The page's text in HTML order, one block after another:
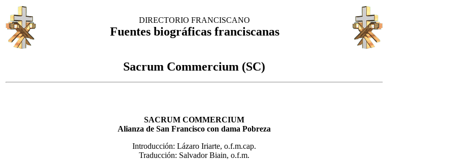
DIRECTORIO FRANCISCANO
Fuentes biográficas franciscanas
Sacrum Commercium (SC)
SACRUM COMMERCIUM
Alianza de San Francisco con dama Pobreza
Introducción: Lázaro Iriarte, o.f.m.cap.
Traducción: Salvador Biain, o.f.m.